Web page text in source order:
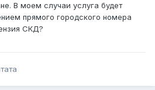
В моем случаи услуга будет
прямого городского номера
СКД?